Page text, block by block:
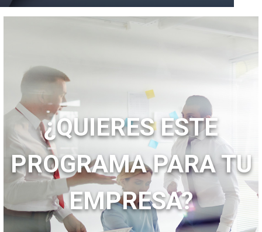
¿QUIERES ESTE
PROGRAMA PARA TU
EMPRESA?